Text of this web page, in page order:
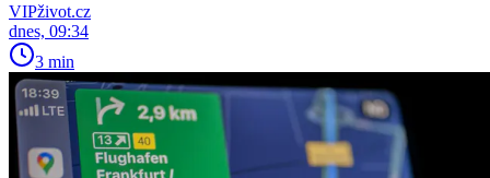
VIPživot.cz
dnes, 09:34
3 min